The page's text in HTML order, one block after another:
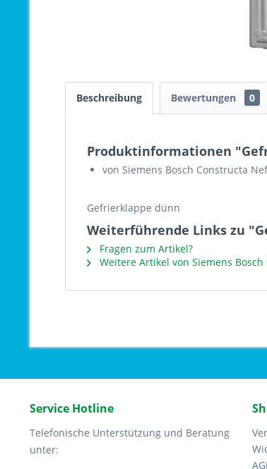
Beschreibung Bewertungen 0
Produktinformationen
von Siemens Bosch Constructa
Gefrierklappe dünn
Weiterführende Links zu
Fragen zum Artikel?
Weitere Artikel von Siemens
Service Hotline
Telefonische Unterstützung und Beratung
unter: